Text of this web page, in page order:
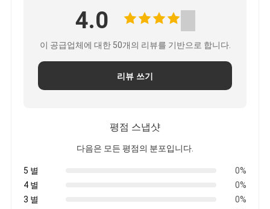
4.0
이 공급업체에 대한 50개의 리뷰를 기반으로 합니다.
리뷰 쓰기
평점 스냅샷
다음은 모든 평점의 분포입니다.
5 별
0%
4 별
0%
3 별
0%